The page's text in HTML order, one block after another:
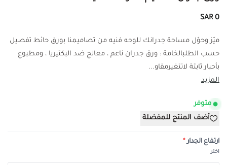
0 SAR
ميّز وحوّل مساحة جدرانك للوحه فنيه من تصاميمنا بورق حائط تفصيل
حسب الطلبالخامة : ورق جدران ناعم ، معالج ضد البكتيريا ، ومطبوع
بأحبار ثابتة لاتتغيرمقاو...
المزيد
متوفر
أضف المنتج للمفضلة
ارتفاع الجدار*
اختر